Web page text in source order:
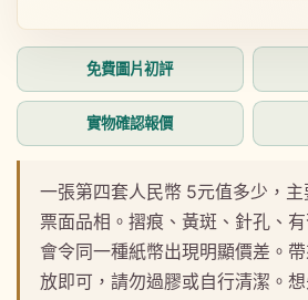
互
動
窗
體
檔
案
1
免費圖片初評
實物確認報價
一張第四套人民幣 5元值多少，
票面品相。摺痕、黃斑、針孔、
會令同一種紙幣出現明顯價差。
放即可，請勿過膠或自行清潔。